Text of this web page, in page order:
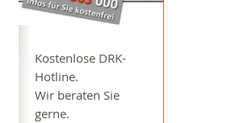
Kostenlose DRK-
Hotline.
Wir beraten Sie
gerne.